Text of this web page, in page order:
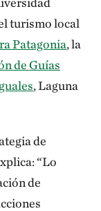
turismo local
Patagonia, la
de Guías
, Laguna
de
“Lo
de